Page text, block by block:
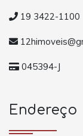
19 3422-1100
045394-J
Endereço